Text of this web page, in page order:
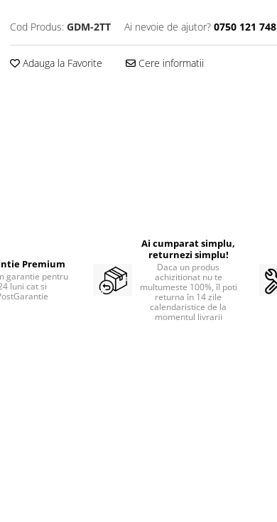
Cod Produs: GDM-2TT Ai nevoie de ajutor? 0750 121 748
Adauga la Favorite Cere informatii
Premium
garantie pentru
luni cat si
Ai cumparat simplu,
returnezi simplu!
Daca un produs
achizitionat nu te
multumeste 100%, îl poti
returna în 14 zile
calendaristice de la
momentul livrarii